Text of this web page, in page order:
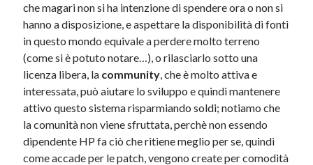
che magari non si ha intenzione di spendere ora o non si
hanno a disposizione, e aspettare la disponibilità di fonti
in questo mondo equivale a perdere molto terreno
(come si è potuto notare…), o rilasciarlo sotto una
licenza libera, la community, che è molto attiva e
interessata, può aiutare lo sviluppo e quindi mantenere
attivo questo sistema risparmiando soldi; notiamo che
la comunità non viene sfruttata, perchè non essendo
dipendente HP fa ciò che ritiene meglio per se, quindi
come accade per le patch, vengono create per comodità